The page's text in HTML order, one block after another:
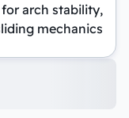
arch stability,
mechanics.